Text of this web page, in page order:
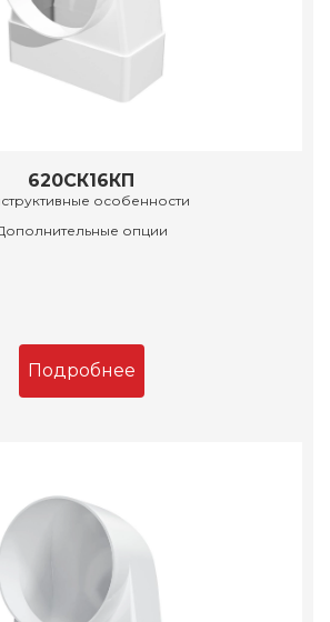
620СК16КП
особенности
опции
Подробнее